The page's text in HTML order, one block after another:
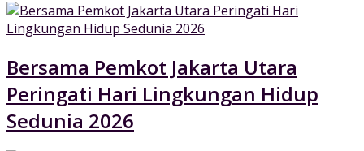
Bersama Pemkot Jakarta Utara
Peringati Hari Lingkungan Hidup
Sedunia 2026